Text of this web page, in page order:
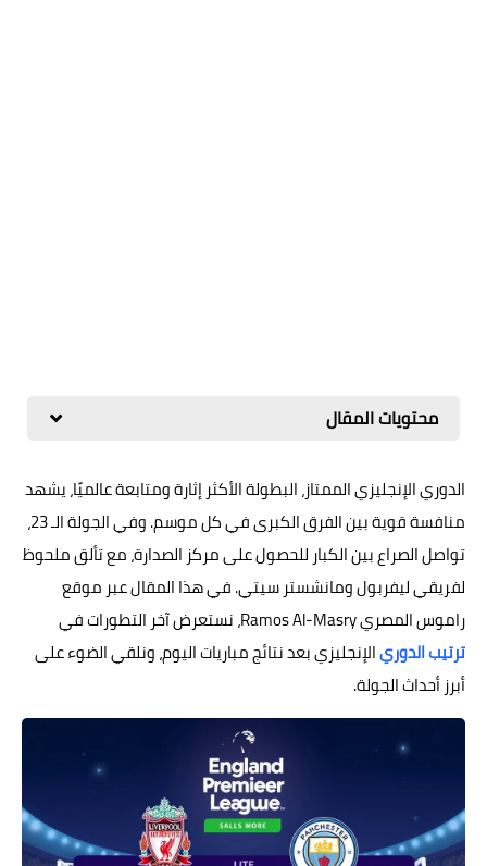
محتويات المقال
الدوري الإنجليزي الممتاز، البطولة الأكثر إثارة ومتابعة عالميًا، يشهد
منافسة قوية بين الفرق الكبرى في كل موسم. وفي الجولة الـ 23،
تواصل الصراع بين الكبار للحصول على مركز الصدارة، مع تألق ملحوظ
لفريقي ليفربول ومانشستر سيتي. في هذا المقال عبر موقع
راموس المصري Ramos Al-Masry، نستعرض آخر التطورات في
ترتيب الدوريالإنجليزي بعد نتائج مباريات اليوم، ونلقي الضوء على
أبرز أحداث الجولة.